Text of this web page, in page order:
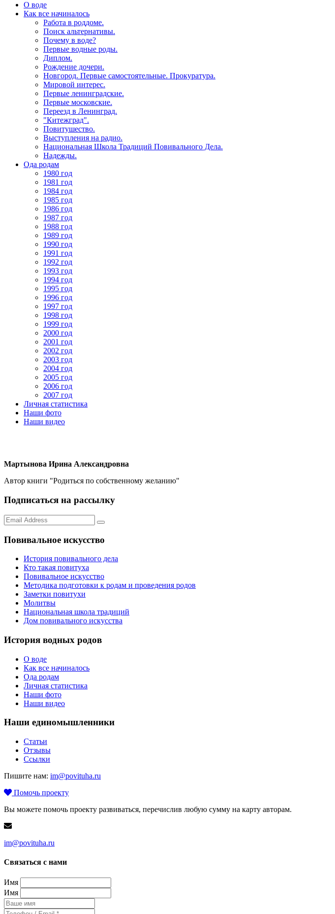
О воде
Как все начиналось
Работа в роддоме.
Поиск альтернативы.
Почему в воде?
Первые водные роды.
Диплом.
Рождение дочери.
Новгород. Первые самостоятельные. Прокуратура.
Мировой интерес.
Первые ленинградские.
Первые московские.
Переезд в Ленинград.
"Китежград".
Повитушество.
Выступления на радио.
Национальная Школа Традиций Повивального Дела.
Надежды.
Ода родам
1980 год
1981 год
1984 год
1985 год
1986 год
1987 год
1988 год
1989 год
1990 год
1991 год
1992 год
1993 год
1994 год
1995 год
1996 год
1997 год
1998 год
1999 год
2000 год
2001 год
2002 год
2003 год
2004 год
2005 год
2006 год
2007 год
Личная статистика
Наши фото
Наши видео
Мартынова Ирина Александровна
Автор книги "Родиться по собственному желанию"
Подписаться на рассылку
Повивальное искусство
История повивального дела
Кто такая повитуха
Повивальное искусство
Методика подготовки к родам и проведения родов
Заметки повитухи
Молитвы
Национальная школа традиций
Дом повивального искусства
История водных родов
О воде
Как все начиналось
Ода родам
Личная статистика
Наши фото
Наши видео
Наши единомышленники
Статьи
Отзывы
Ссылки
Пишите нам: im@povituha.ru
Помочь проекту
Вы можете помочь проекту развиваться, перечислив любую сумму на карту авторам.
im@povituha.ru
Связаться с нами
Имя
Имя